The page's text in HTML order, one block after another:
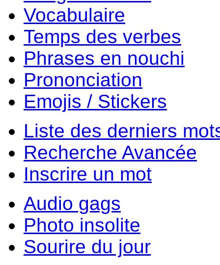
Vocabulaire
Temps des verbes
Phrases en nouchi
Prononciation
Emojis / Stickers
Liste des derniers
Recherche Avancée
Inscrire un mot
Audio gags
Photo insolite
Sourire du jour